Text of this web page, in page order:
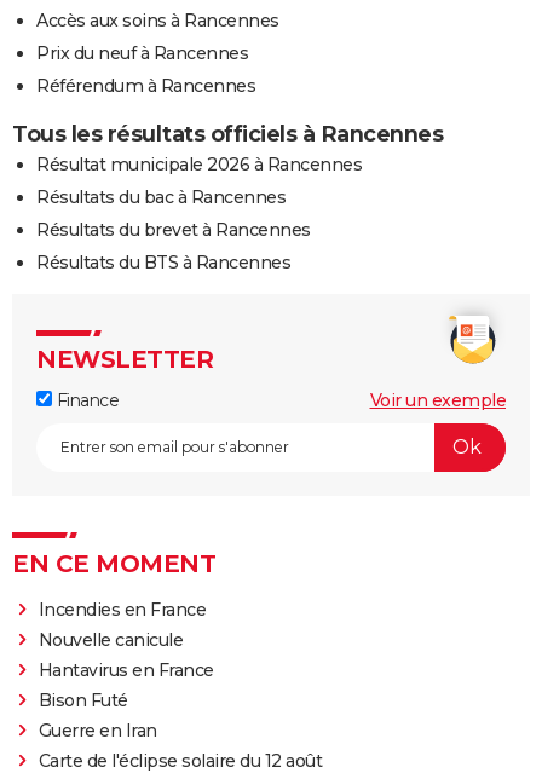
Accès aux soins à Rancennes
Prix du neuf à Rancennes
Référendum à Rancennes
Tous les résultats officiels à Rancennes
Résultat municipale 2026 à Rancennes
Résultats du bac à Rancennes
Résultats du brevet à Rancennes
Résultats du BTS à Rancennes
NEWSLETTER
Finance Voir un exemple
EN CE MOMENT
Incendies en France
Nouvelle canicule
Hantavirus en France
Bison Futé
Guerre en Iran
Carte de l'éclipse solaire du 12 août